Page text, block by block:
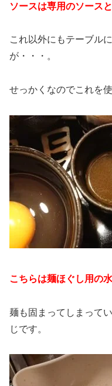
ソースは専用のソース
これ以外にもテーブル
が・・・。
せっかくなのでこれを
こちらは麺ほぐし用の水
麺も固まってしまって
じです。